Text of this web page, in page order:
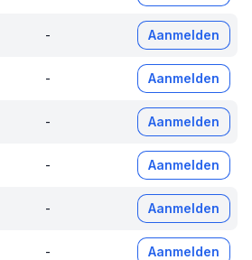
- Aanmelden
- Aanmelden
- Aanmelden
- Aanmelden
- Aanmelden
- Aanmelden